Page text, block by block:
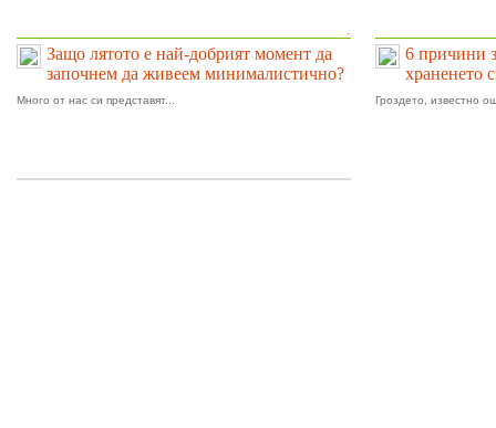
Защо лятото е най-добрият момент да
започнем да живеем минималистично?
Много от нас си представят...
6 причини
храненето
Гроздето, известно